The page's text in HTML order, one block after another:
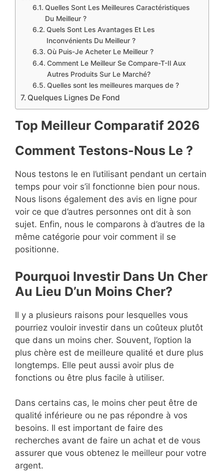
Quelles Sont Les Meilleures Caractéristiques
Du Meilleur ?
Quels Sont Les Avantages Et Les
Inconvénients Du Meilleur ?
Où Puis-Je Acheter Le Meilleur ?
Comment Le Meilleur Se Compare-T-Il Aux
Autres Produits Sur Le Marché?
Quelles sont les meilleures marques de ?
Quelques Lignes De Fond
Top Meilleur Comparatif 2026
Comment Testons-Nous Le ?
Nous testons le en l’utilisant pendant un certain
temps pour voir s’il fonctionne bien pour nous.
Nous lisons également des avis en ligne pour
voir ce que d’autres personnes ont dit à son
sujet. Enfin, nous le comparons à d’autres de la
même catégorie pour voir comment il se
positionne.
Pourquoi Investir Dans Un Cher
Au Lieu D’un Moins Cher?
Il y a plusieurs raisons pour lesquelles vous
pourriez vouloir investir dans un coûteux plutôt
que dans un moins cher. Souvent, l’option la
plus chère est de meilleure qualité et dure plus
longtemps. Elle peut aussi avoir plus de
fonctions ou être plus facile à utiliser.
Dans certains cas, le moins cher peut être de
qualité inférieure ou ne pas répondre à vos
besoins. Il est important de faire des
recherches avant de faire un achat et de vous
assurer que vous obtenez le meilleur pour votre
argent.